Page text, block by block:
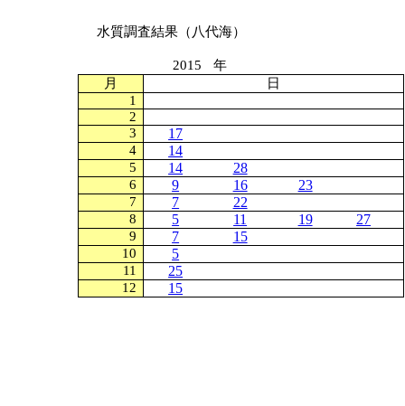
水質調査結果（八代海）
2015
年
月
日
1
2
3
17
4 14
5 14 28
6 9 16 23
7 7 22
8 5 11 19 27
9 7 15
10 5
11 25
12 15